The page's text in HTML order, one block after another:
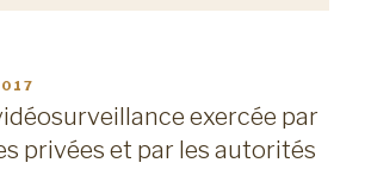
exercée par
privées et par les autorités